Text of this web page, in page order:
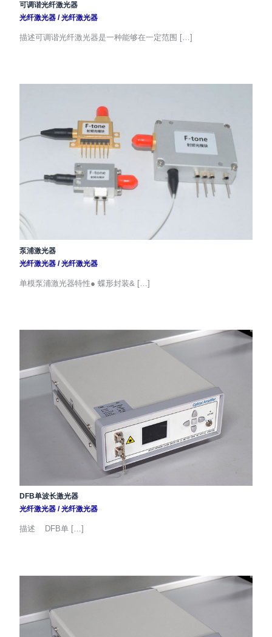
可调谐光纤激光器
光纤激光器/光纤激光器
描述可调谐光纤激光器是一种能够在一定范围 […]
泵浦激光器
光纤激光器/光纤激光器
单模泵浦激光器特性● 蝶形封装& […]
DFB单波长激光器
光纤激光器/光纤激光器
描述 DFB单 […]